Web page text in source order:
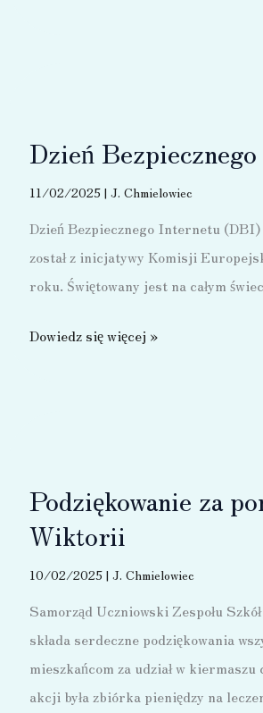
Dzień
11/02/2025 | J. Chmielowiec
Dzień Bezpiecznego Internetu
został z inicjatywy Komisji
roku. Świętowany jest na całym
Dzień
Dowiedz się więcej »
Podziękowanie za
Wiktorii
10/02/2025 | J. Chmielowiec
Samorząd Uczniowski Zespołu
składa serdeczne podziękowania
mieszkańcom za udział w
akcji była zbiórka pieniędzy na